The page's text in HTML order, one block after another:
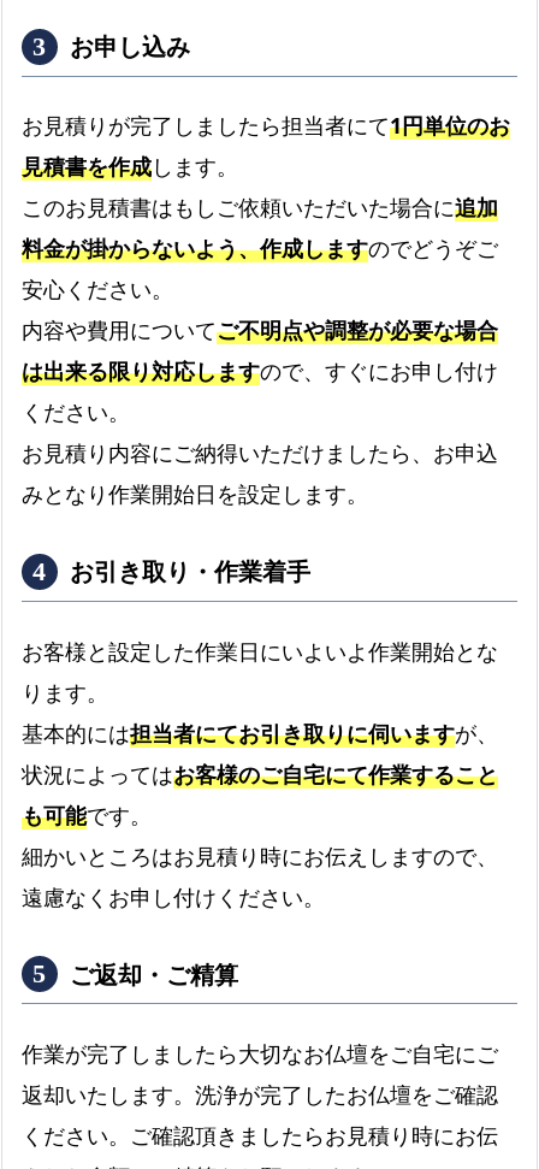
お申し込み
お見積りが完了しましたら担当者にて1円単位のお
見積書を作成します。
このお見積書はもしご依頼いただいた場合に追加
料金が掛からないよう、作成しますのでどうぞご
安心ください。
内容や費用についてご不明点や調整が必要な場合
は出来る限り対応しますので、すぐにお申し付け
ください。
お見積り内容にご納得いただけましたら、お申込
みとなり作業開始日を設定します。
お引き取り・作業着手
お客様と設定した作業日にいよいよ作業開始とな
ります。
基本的には担当者にてお引き取りに伺いますが、
状況によってはお客様のご自宅にて作業すること
も可能です。
細かいところはお見積り時にお伝えしますので、
遠慮なくお申し付けください。
ご返却・ご精算
作業が完了しましたら大切なお仏壇をご自宅にご
返却いたします。洗浄が完了したお仏壇をご確認
ください。ご確認頂きましたらお見積り時にお伝